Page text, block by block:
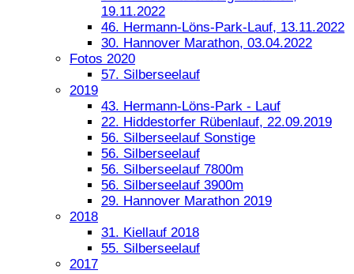
19.11.2022
46. Hermann-Löns-Park-Lauf, 13.11.2022
30. Hannover Marathon, 03.04.2022
Fotos 2020
57. Silberseelauf
2019
43. Hermann-Löns-Park - Lauf
22. Hiddestorfer Rübenlauf, 22.09.2019
56. Silberseelauf Sonstige
56. Silberseelauf
56. Silberseelauf 7800m
56. Silberseelauf 3900m
29. Hannover Marathon 2019
2018
31. Kiellauf 2018
55. Silberseelauf
2017